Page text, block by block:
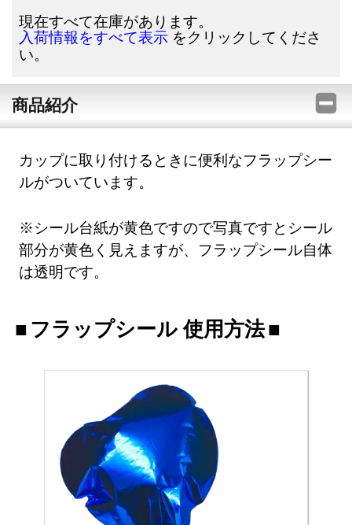
現在すべて在庫があります。
入荷情報をすべて表示 をクリックしてくださ
い。
商品紹介
カップに取り付けるときに便利なフラップシー
ルがついています。
※シール台紙が黄色ですので写真ですとシール
部分が黄色く見えますが、フラップシール自体
は透明です。
フラップシール 使用方法